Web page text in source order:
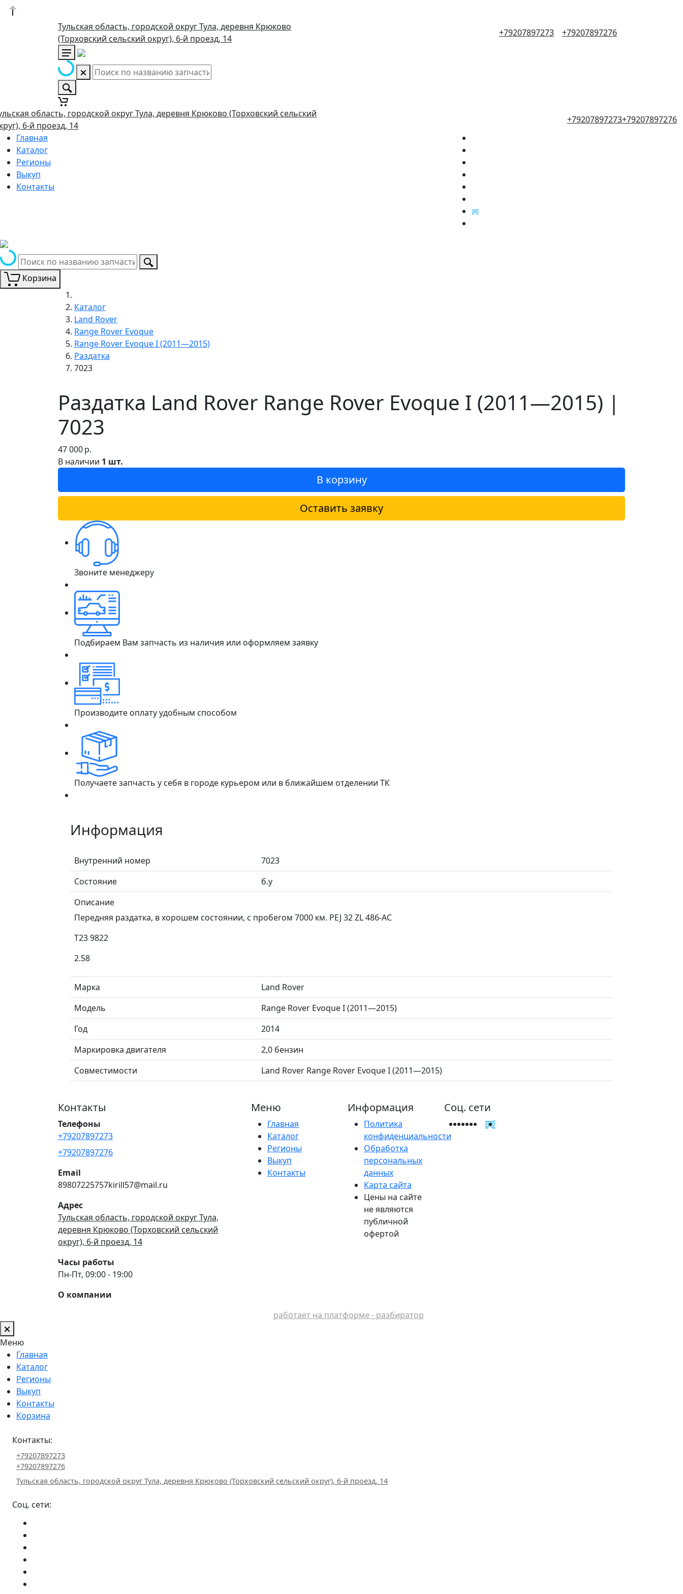
Тульская область, городской округ Тула, деревня Крюково
(Торховский сельский округ), 6-й проезд, 14
+79207897273 +79207897276
область, городской округ Тула, деревня Крюково (Торховский сельский
6-й проезд, 14
+79207897273+79207897276
Главная
Каталог
Регионы
Выкуп
Контакты
Корзина
Каталог
Land Rover
Range Rover Evoque
Range Rover Evoque I (2011—2015)
Раздатка
7023
Раздатка Land Rover Range Rover Evoque I (2011—2015) |
7023
47 000р.
В наличии 1 шт.
В корзину
Оставить заявку
Звоните менеджеру
Подбираем Вам запчасть из наличия или оформляем заявку
Производите оплату удобным способом
Получаете запчасть у себя в городе курьером или в ближайшем отделении ТК
Информация
Внутренний номер
7023
Состояние
б.у
Описание
Передняя раздатка, в хорошем состоянии, с пробегом 7000 км. PEJ 32 ZL 486-AC
T23 9822
2.58
Марка
Land Rover
Модель
Range Rover Evoque I (2011—2015)
Год
2014
Маркировка двигателя
2,0 бензин
Совместимости
Land Rover Range Rover Evoque I (2011—2015)
Контакты
Телефоны
+79207897273
+79207897276
Email
89807225757kirill57@mail.ru
Адрес
Тульская область, городской округ Тула,
деревня Крюково (Торховский сельский
округ), 6-й проезд, 14
Часы работы
Пн-Пт, 09:00 - 19:00
О компании
Меню
Главная
Каталог
Регионы
Выкуп
Контакты
Информация
Политика
конфиденциальности
Обработка
персональных
данных
Карта сайта
Цены на сайте
не являются
публичной
офертой
Соц. сети
работает на платформе - разбиратор
Меню
Главная
Каталог
Регионы
Выкуп
Контакты
Корзина
Контакты:
+79207897273
+79207897276
Тульская область, городской округ Тула, деревня Крюково (Торховский сельский округ), 6-й проезд, 14
Соц. сети: